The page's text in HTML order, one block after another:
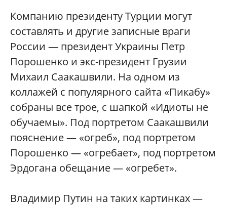
Компанию президенту Турции могут
составлять и другие записные враги
России — президент Украины Петр
Порошенко и экс-президент Грузии
Михаил Саакашвили. На одном из
коллажей с популярного сайта «Пикабу»
собраны все трое, с шапкой «Идиоты не
обучаемы». Под портретом Саакашвили
пояснение — «огреб», под портретом
Порошенко — «огребает», под портретом
Эрдогана обещание — «огребет».
Владимир Путин на таких картинках —